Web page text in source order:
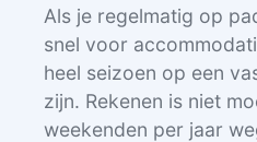
Als je regelmatig op
snel voor
heel seizoen op een
zijn. Rekenen is niet
weekenden per jaar